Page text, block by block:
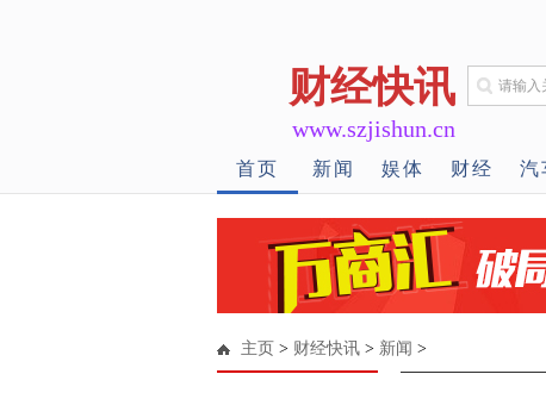
财经快讯
www.szjishun.cn
首页 新闻 娱体 财经 汽
主页 > 财经快讯 > 新闻 >